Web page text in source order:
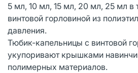
5 мл, 10 мл, 15 мл, 20 мл, 25 мл в
винтовой горловиной из
давления.
Тюбик-капельницы c винтовой
укупоривают крышками
полимерных материалов.